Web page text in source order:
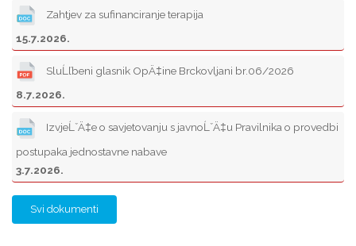
Zahtjev za sufinanciranje terapija
15.7.2026.
SluĹľbeni glasnik OpÄ‡ine Brckovljani br.06/2026
8.7.2026.
IzvjeĹˇÄ‡e o savjetovanju s javnoĹˇÄ‡u Pravilnika o provedbi
postupaka jednostavne nabave
3.7.2026.
Svi dokumenti